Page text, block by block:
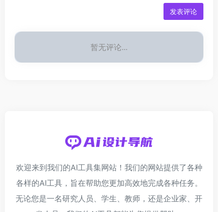
发表评论
暂无评论...
欢迎来到我们的AI工具集网站！我们的网站提供了各种
各样的AI工具，旨在帮助您更加高效地完成各种任务。
无论您是一名研究人员、学生、教师，还是企业家、开